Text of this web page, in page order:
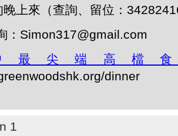
上來（查詢、留位：
：Simon317@gmail.com
最尖端高檔
dinner
1